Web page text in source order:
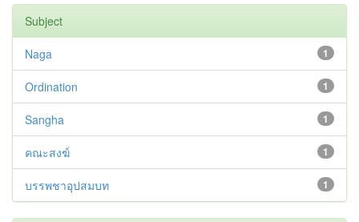
Subject
1
Naga
1
Ordination
1
Sangha
1
คณะสงฆ์
1
บรรพชาอุปสมบท